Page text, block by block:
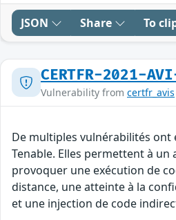
JSON Share To
CERTFR-2021-
Vulnerability from certfr_avis
De multiples vulnérabilités ont
Tenable. Elles permettent à un
provoquer une exécution de
distance, une atteinte à la
et une injection de code